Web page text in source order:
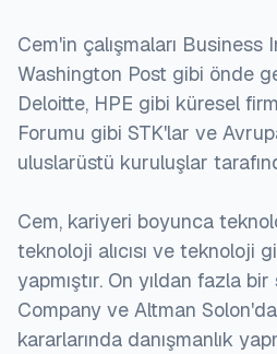
Cem'in çalışmaları Business
Washington Post gibi önde
Deloitte, HPE gibi küresel
Forumu gibi STK'lar ve
uluslarüstü kuruluşlar
Cem, kariyeri boyunca
teknoloji alıcısı ve teknoloji
yapmıştır. On yıldan fazla
Company ve Altman
kararlarında danışmanlık